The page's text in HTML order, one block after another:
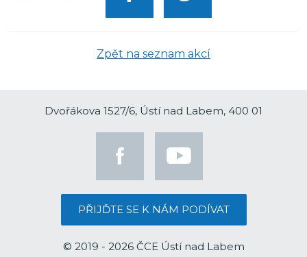
Zpět na seznam akcí
Dvořákova 1527/6, Ústí nad Labem, 400 01
PŘIJĎTE SE K NÁM PODÍVAT
© 2019 - 2026 ČCE Ústí nad Labem